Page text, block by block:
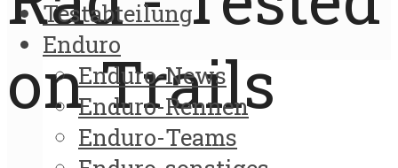
on Trails
Testabteilung
Enduro
Enduro-News
Enduro-Rennen
Enduro-Teams